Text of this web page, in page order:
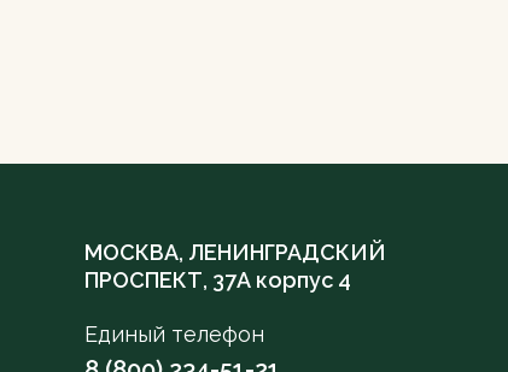
Единый телефон
МОСКВА, ЛЕНИНГРАДСКИЙ
ПРОСПЕКТ, 37А корпус 4